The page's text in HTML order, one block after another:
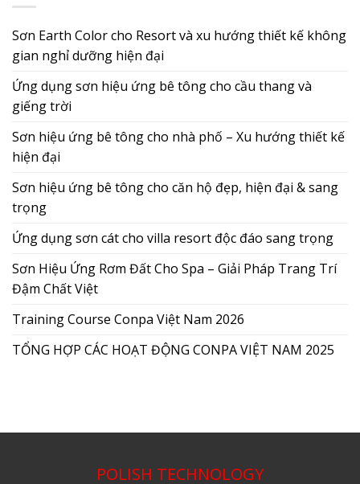
Sơn Earth Color cho Resort và xu hướng thiết kế không
gian nghỉ dưỡng hiện đại
Ứng dụng sơn hiệu ứng bê tông cho cầu thang và
giếng trời
Sơn hiệu ứng bê tông cho nhà phố – Xu hướng thiết kế
hiện đại
Sơn hiệu ứng bê tông cho căn hộ đẹp, hiện đại & sang
trọng
Ứng dụng sơn cát cho villa resort độc đáo sang trọng
Sơn Hiệu Ứng Rơm Đất Cho Spa – Giải Pháp Trang Trí
Đậm Chất Việt
Training Course Conpa Việt Nam 2026
TỔNG HỢP CÁC HOẠT ĐỘNG CONPA VIỆT NAM 2025
POLISH TECHNOLOGY